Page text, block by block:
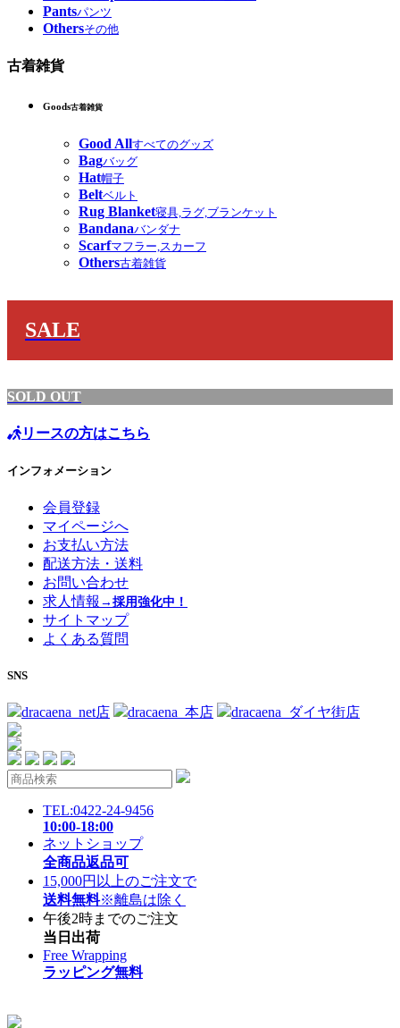
Pantsパンツ
Othersその他
古着雑貨
Goods古着雑貨
Good Allすべてのグッズ
Bagバッグ
Hat帽子
Beltベルト
Rug Blanket寝具,ラグ,ブランケット
Bandanaバンダナ
Scarfマフラー,スカーフ
Others古着雑貨
SALE
SOLD OUT
リースの方はこちら
インフォメーション
会員登録
マイページへ
お支払い方法
配送方法・送料
お問い合わせ
求人情報 →採用強化中！
サイトマップ
よくある質問
SNS
dracaena_net店 dracaena_本店 dracaena_ダイヤ街店
TEL:0422-24-9456
10:00-18:00
ネットショップ
全商品返品可
15,000円以上のご注文で
送料無料※離島は除く
午後2時までのご注文
当日出荷
Free Wrapping
ラッピング無料